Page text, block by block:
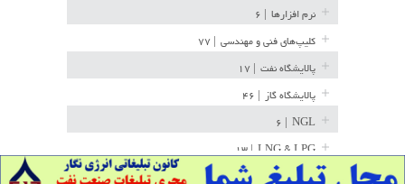
نرم افزارها
کلیپ‌های فنی و مهندسی
پالایشگاه نفت
پالایشگاه گاز
NGL
LNG & LPG | ۱۳
خط لوله | ۳۶